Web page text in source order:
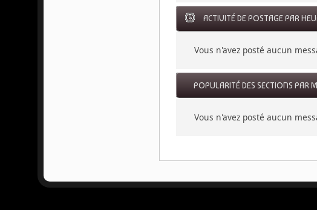
ACTIVITÉ DE POSTAGE PAR
Vous n'avez posté aucun
POPULARITÉ DES SECTIONS PAR
Vous n'avez posté aucun